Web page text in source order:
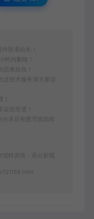
联系站长！
时内删除！
果自负！
技术服务请大家谅
营所需！
享后有图币奖励和